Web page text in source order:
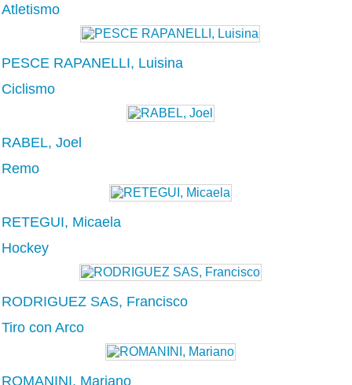
Atletismo
PESCE RAPANELLI, Luisina
Ciclismo
RABEL, Joel
Remo
RETEGUI, Micaela
Hockey
RODRIGUEZ SAS, Francisco
Tiro con Arco
ROMANINI, Mariano